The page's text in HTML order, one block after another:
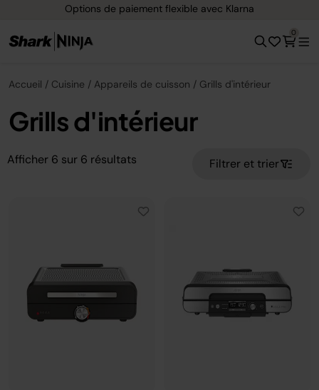
Options de paiement flexible avec Klarna
0
Accueil Cuisine Appareils de cuisson Grills d'intérieur
Grills d'intérieur
Afficher 6 sur 6 résultats Filtrer et trier